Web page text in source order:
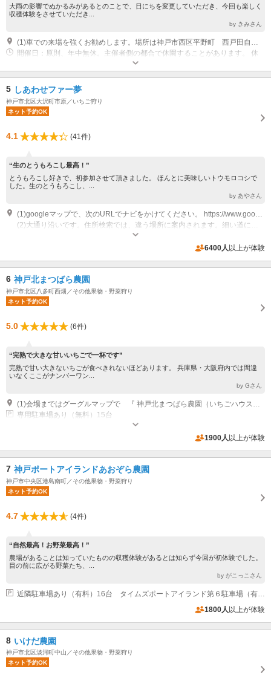
大雨の影響でぬかるみがあるとのことで、日にちを変更していただき、今回も楽しく
収穫体験をさせていただき...
by きみさん
(1)車での来場を強くお勧めします。場所は神戸市西区平野町 西戸田自治会館手前の看板を左折、未舗装路より進入願います。超大きな車、ローダウンのお車での入場は不可です。
開催日：原則、年中無休。主催者側の都合で休園することがあります。 休
業日：天候により圃場環境が不良な時は、休園します。当日に主催者にて、
5 しあわせファー夢
神戸市北区大沢町市原／いちご狩り
ネット予約OK
4.1 (41件)
“生のとうもろこし最高！”
とうもろこし好きで、初参加させて頂きました。 ほんとに美味しいトウモロコシで
した。生のとうもろこし、...
by あやさん
(1)googleマップで、次のURLでナビをかけてください。 https://www.google.co.jp/maps/place/%E3%81%97%E3%81%82%E3%82%8F%E3%81%9B%E3%83%95%E3%82%A1%E3%83%BC%E5%A4%A2%EF%BC%88%E3%81%84%E3%81%A1%E3%81%94%E3%80%81%E3%82%B9%E3%82%A4%E3%83%BC%E3%83%88%E3%82%B3%E3%83%BC%E3%83%B3%EF%BC%89/@34.87079,135.179005,17z/data=!3m1!4b1!4m5!3m4!1s0x6000648c65cd380b:0x48dca77dbca93a2e!8m2!3d34.87079!4d135.181199
6400人 以上が体験
6 神戸北まつばら農園
神戸市北区八多町西畑／その他果物・野菜狩り
ネット予約OK
5.0 (6件)
“完熟で大きな甘いいちごで一杯です”
完熟で甘い大きないちごが食べきれないほどあります。 兵庫県・大阪府内では間違
いなくここがナンバーワン...
by Gさん
専用駐車場あり（無料）15台
1900人 以上が体験
7 神戸ポートアイランドあおぞら農園
神戸市中央区港島南町／その他果物・野菜狩り
ネット予約OK
4.7 (4件)
“自然最高！お野菜最高！”
農場があることは知っていたものの収穫体験があるとは知らず今回が初体験でした。
目の前に広がる野菜たち、...
by がこっこさん
1800人 以上が体験
8 いけだ農園
神戸市北区淡河町中山／その他果物・野菜狩り
ネット予約OK